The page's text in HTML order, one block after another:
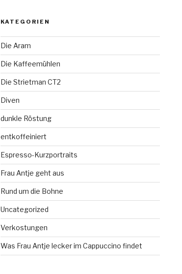
KATEGORIEN
Die Aram
Die Kaffeemühlen
Die Strietman CT2
Diven
dunkle Röstung
entkoffeiniert
Espresso-Kurzportraits
Frau Antje geht aus
Rund um die Bohne
Uncategorized
Verkostungen
Was Frau Antje lecker im Cappuccino findet